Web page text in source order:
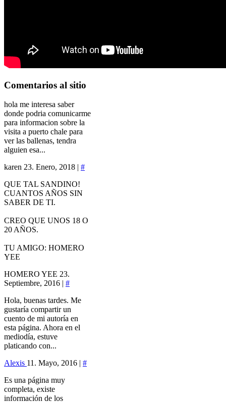
Comentarios al sitio
hola me interesa saber
donde podria comunicarme
para informacion sobre la
visita a puerto chale para
ver las ballenas, tendra
alguien esa...
karen 23. Enero, 2018 | #
QUE TAL SANDINO!
CUANTOS AÑOS SIN
SABER DE TI.
CREO QUE UNOS 18 O
20 AÑOS.
TU AMIGO: HOMERO
YEE
HOMERO YEE 23.
Septiembre, 2016 | #
Hola, buenas tardes. Me
gustaría compartir un
cuento de mi autoría en
esta página. Ahora en el
mediodía, estuve
platicando con...
Alexis 11. Mayo, 2016 | #
Es una página muy
completa, existe
información de los